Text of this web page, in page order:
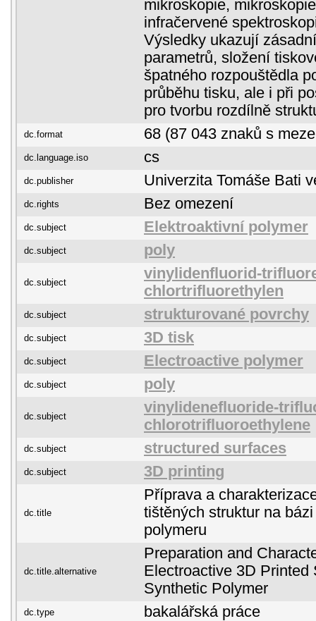
mikroskopie,
infračervené
Výsledky ukazují
parametrů, složení
špatného rozpouštědla
průběhu tisku, ale i při
pro tvorbu rozdílně
dc.format 68 (87 043 znaků s
dc.language.iso cs
dc.publisher Univerzita Tomáše Bati
dc.rights Bez omezení
dc.subject Elektroaktivní polymer
dc.subject poly
dc.subject
vinylidenfluorid-
chlortrifluorethylen
dc.subject strukturované povrchy
dc.subject 3D tisk
dc.subject Electroactive polymer
dc.subject poly
dc.subject
vinylidenefluoride-
chlorotrifluoroethylene
dc.subject structured surfaces
dc.subject 3D printing
dc.title
Příprava a
tištěných struktur na
polymeru
dc.title.alternative
Preparation and
Electroactive 3D Printed
Synthetic Polymer
dc.type bakalářská práce